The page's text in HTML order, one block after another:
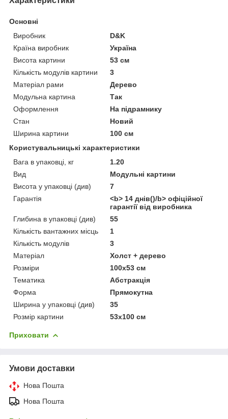
Основні
Виробник
D&K
Країна виробник
Україна
Висота картини
53 см
Кількість модулів картини
3
Матеріал рами
Дерево
Модульна картина
Так
Оформлення
На підрамнику
Стан
Новий
Ширина картини
100 см
Користувальницькі характеристики
Вага в упаковці, кг
1.20
Вид
Модульні картини
Висота у упаковці (див)
7
Гарантія
<b> 14 днів()/b> офіційної
гарантії від виробника
Глибина в упаковці (див)
55
Кількість вантажних місць
1
Кількість модулів
3
Матеріал
Холст + дерево
Розміри
100x53 см
Тематика
Абстракція
Форма
Прямокутна
Ширина у упаковці (див)
35
Розмір картини
53х100 см
Приховати
Умови доставки
Нова Пошта
Нова Пошта